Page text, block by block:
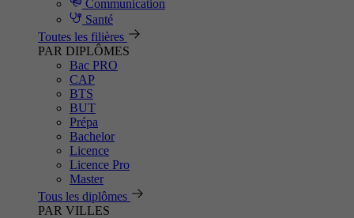
Communication
Santé
Toutes les filières
PAR DIPLÔMES
Bac PRO
CAP
BTS
BUT
Prépa
Bachelor
Licence
Licence Pro
Master
Tous les diplômes
PAR VILLES